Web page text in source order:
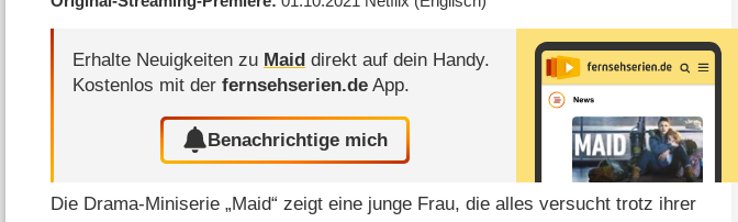
Erhalte Neuigkeiten zu Maid direkt auf dein Handy.
Kostenlos mit derfernsehserien.de App.
Benachrichtige mich
Die Drama-Miniserie „Maid“ zeigt eine junge Frau, die alles versucht trotz ihrer